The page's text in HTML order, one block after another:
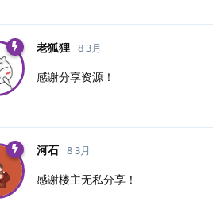
老狐狸 8 3月
感谢分享资源！
河石 8 3月
感谢楼主无私分享！